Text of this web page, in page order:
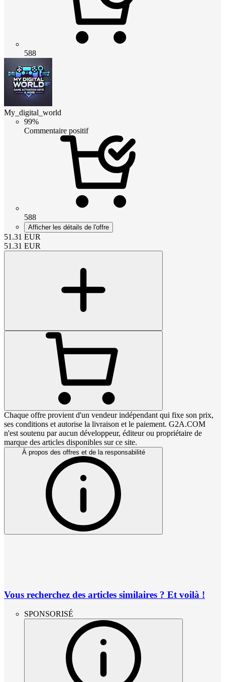
588
My_digital_world
99%
Commentaire positif
588
Afficher les détails de l'offre
51.31 EUR
51.31 EUR
Chaque offre provient d'un vendeur indépendant qui fixe son prix,
ses conditions et autorise la livraison et le paiement. G2A.COM
n'est soutenu par aucun développeur, éditeur ou propriétaire de
marque des articles disponibles sur ce site.
À propos des offres et de la responsabilité
Vous recherchez des articles similaires ? Et voilà !
SPONSORISÉ